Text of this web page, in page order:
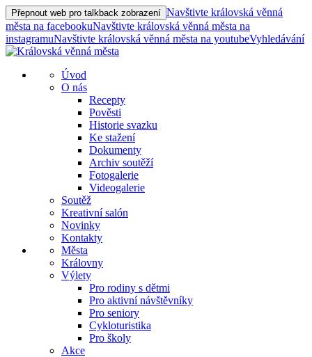
Přepnout web pro talkback zobrazení Navštivte královská věnná
města na facebookuNavštivte královská věnná města na
instagramuNavštivte královská věnná města na youtubeVyhledávání
Úvod
O nás
Recepty
Pověsti
Historie svazku
Ke stažení
Dokumenty
Archiv soutěží
Fotogalerie
Videogalerie
Soutěž
Kreativní salón
Novinky
Kontakty
Města
Královny
Výlety
Pro rodiny s dětmi
Pro aktivní návštěvníky
Pro seniory
Cykloturistika
Pro školy
Akce